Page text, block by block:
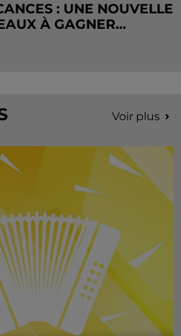
: UNE NOUVELLE
À GAGNER...
Voir plus